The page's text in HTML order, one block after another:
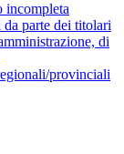
incompleta
parte dei titolari
di
provinciali